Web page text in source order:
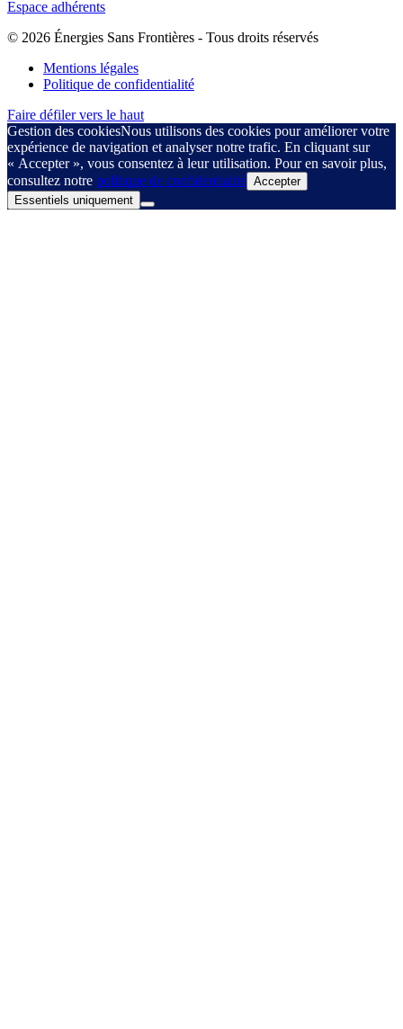
Espace adhérents
© 2026 Énergies Sans Frontières - Tous droits réservés
Mentions légales
Politique de confidentialité
Faire défiler vers le haut
Gestion des cookiesNous utilisons des cookies pour améliorer votre
expérience de navigation et analyser notre trafic. En cliquant sur
« Accepter », vous consentez à leur utilisation. Pour en savoir plus,
consultez notre politique de confidentialité Accepter
Essentiels uniquement